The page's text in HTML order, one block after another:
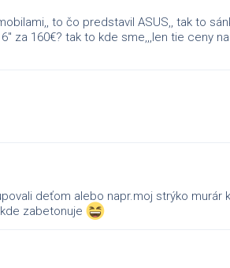
to čo predstavil ASUS,, tak to
6" za 160€? tak to kde sme,,,len tie ceny na
deťom alebo napr.moj strýko murár
zabetonuje